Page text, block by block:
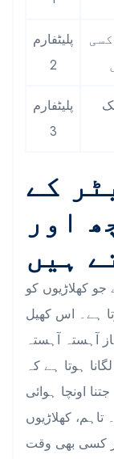
پلیٹفارم
2
پلیٹفارم
3
کے
اور
ہیں
جو کھلاڑیوں کو
ہے۔ اس کھیل
آہستہ آہستہ
ہوتا ہے کہ
اونچا ہوائی
کھلاڑیوں
کسی بھی وقت